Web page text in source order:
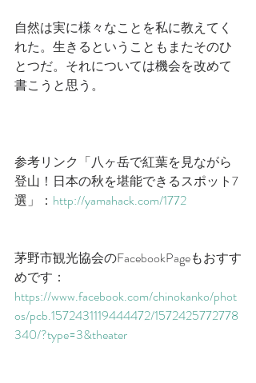
自然は実に様々なことを私に教えてく
れた。生きるということもまたそのひ
とつだ。それについては機会を改めて
書こうと思う。
参考リンク「八ヶ岳で紅葉を見ながら
登山！日本の秋を堪能できるスポット7
選」： http://yamahack.com/1772
茅野市観光協会のFacebookPageもおすす
めです：
https://www.facebook.com/chinokanko/phot
os/pcb.1572431119444472/1572425772778
340/?type=3&theater